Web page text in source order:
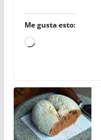
Me gusta esto:
C
g
a
n
d